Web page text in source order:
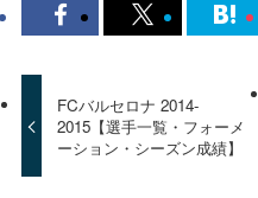
FCバルセロナ 2014-
2015【選手一覧・フォーメ
ーション・シーズン成績】